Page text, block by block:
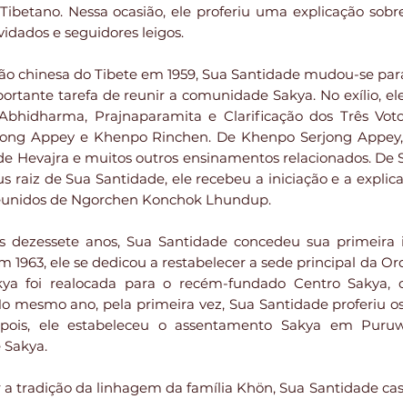
Nessa ocasião, ele proferiu uma explicação
e seguidores leigos.
chinesa do Tibete em 1959, Sua Santidade mudou-se
tarefa de reunir a comunidade Sakya. No exílio,
Prajnaparamita e Clarificação dos Três
Appey e Khenpo Rinchen. De Khenpo Serjong
Hevajra e muitos outros ensinamentos relacionados.
raiz de Sua Santidade, ele recebeu a iniciação e a
de Ngorchen Konchok Lhundup.
dezessete anos, Sua Santidade concedeu sua
1963, ele se dedicou a restabelecer a sede principal da
foi realocada para o recém-fundado Centro
mesmo ano, pela primeira vez, Sua Santidade proferiu
ele estabeleceu o assentamento Sakya em
tradição da linhagem da família Khön, Sua Santidade